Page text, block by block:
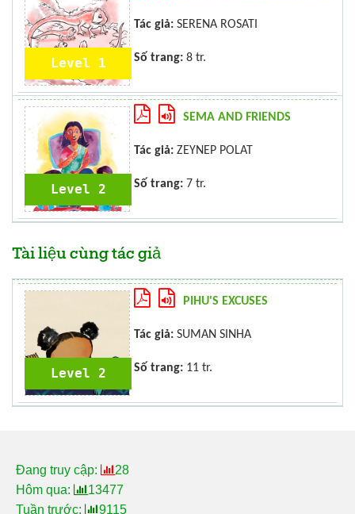
Level 1
Tác giả: SERENA ROSATI
Số trang: 8 tr.
Level 2
SEMA AND FRIENDS
Tác giả: ZEYNEP POLAT
Số trang: 7 tr.
Tài liệu cùng tác giả
Level 2
PIHU'S EXCUSES
Tác giả: SUMAN SINHA
Số trang: 11 tr.
Đang truy cập:
28
Hôm qua:
13477
Tuần trước:
9115